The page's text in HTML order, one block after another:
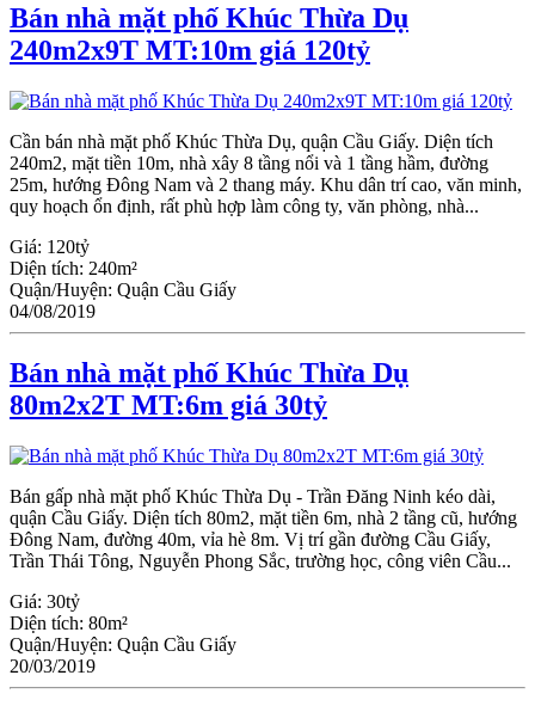
Bán nhà mặt phố Khúc Thừa Dụ
240m2x9T MT:10m giá 120tỷ
Cần bán nhà mặt phố Khúc Thừa Dụ, quận Cầu Giấy. Diện tích
240m2, mặt tiền 10m, nhà xây 8 tầng nổi và 1 tầng hầm, đường
25m, hướng Đông Nam và 2 thang máy. Khu dân trí cao, văn minh,
quy hoạch ổn định, rất phù hợp làm công ty, văn phòng, nhà...
Giá: 120tỷ
Diện tích: 240m²
Quận/Huyện: Quận Cầu Giấy
04/08/2019
Bán nhà mặt phố Khúc Thừa Dụ
80m2x2T MT:6m giá 30tỷ
Bán gấp nhà mặt phố Khúc Thừa Dụ - Trần Đăng Ninh kéo dài,
quận Cầu Giấy. Diện tích 80m2, mặt tiền 6m, nhà 2 tầng cũ, hướng
Đông Nam, đường 40m, vỉa hè 8m. Vị trí gần đường Cầu Giấy,
Trần Thái Tông, Nguyễn Phong Sắc, trường học, công viên Cầu...
Giá: 30tỷ
Diện tích: 80m²
Quận/Huyện: Quận Cầu Giấy
20/03/2019